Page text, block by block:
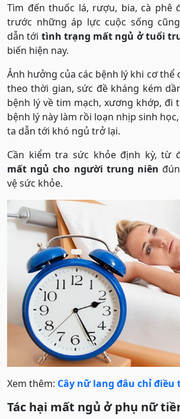
Tìm đến thuốc lá, rượu, bia, cà phê
trước những áp lực cuộc sống
dẫn tới tình trạng mất ngủ ở tuổi
biến hiện nay.
Ảnh hưởng của các bệnh lý khi cơ thể
theo thời gian, sức đề kháng kém
bệnh lý về tim mạch, xương khớp, đi
bệnh lý này làm rồi loạn nhịp sinh
ta dẫn tới khó ngủ trở lại.
Cần kiểm tra sức khỏe định kỳ, từ
mất ngủ cho người trung niên
vệ sức khỏe.
Xem thêm: Cây nữ lang đâu chỉ
Tác hại mất ngủ ở phụ nữ